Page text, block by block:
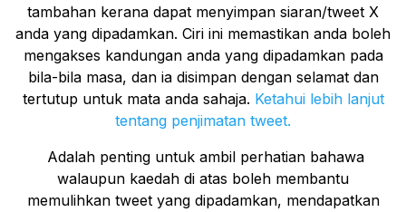
tambahan kerana dapat menyimpan siaran/tweet X
anda yang dipadamkan. Ciri ini memastikan anda boleh
mengakses kandungan anda yang dipadamkan pada
bila-bila masa, dan ia disimpan dengan selamat dan
tertutup untuk mata anda sahaja. Ketahui lebih lanjut
tentang penjimatan tweet.
Adalah penting untuk ambil perhatian bahawa
walaupun kaedah di atas boleh membantu
memulihkan tweet yang dipadamkan, mendapatkan